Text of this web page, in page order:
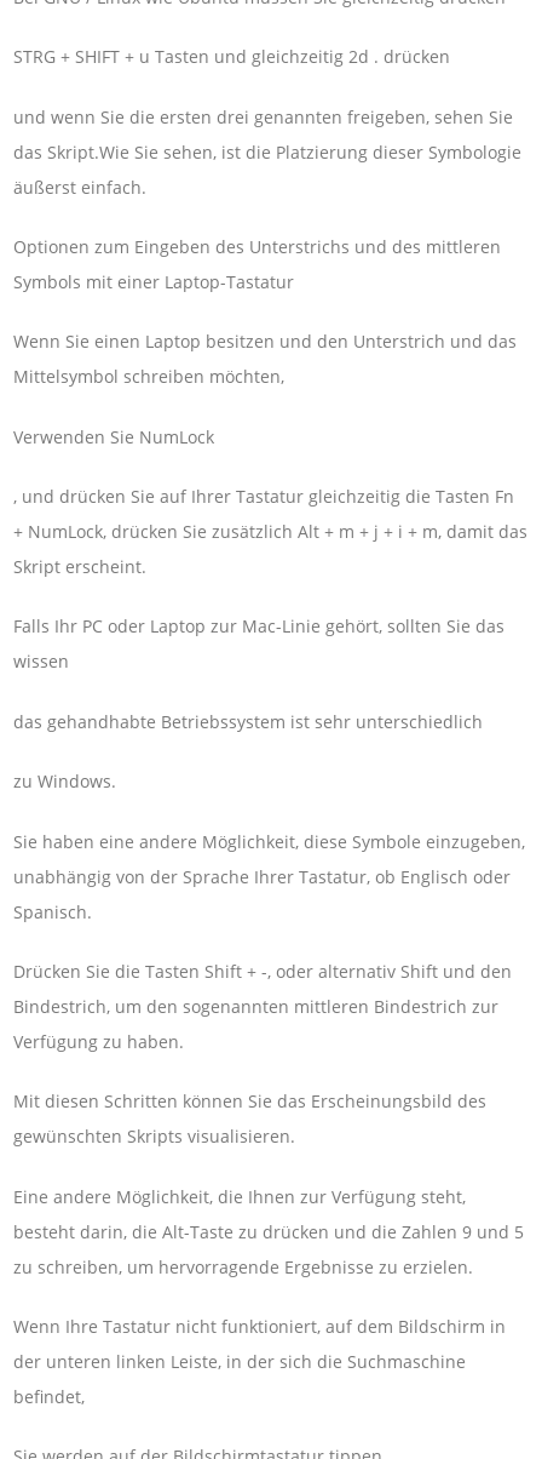
STRG + SHIFT + u Tasten und gleichzeitig 2d . drücken
und wenn Sie die ersten drei genannten freigeben, sehen Sie
das Skript.Wie Sie sehen, ist die Platzierung dieser Symbologie
äußerst einfach.
Optionen zum Eingeben des Unterstrichs und des mittleren
Symbols mit einer Laptop-Tastatur
Wenn Sie einen Laptop besitzen und den Unterstrich und das
Mittelsymbol schreiben möchten,
Verwenden Sie NumLock
, und drücken Sie auf Ihrer Tastatur gleichzeitig die Tasten Fn
+ NumLock, drücken Sie zusätzlich Alt + m + j + i + m, damit das
Skript erscheint.
Falls Ihr PC oder Laptop zur Mac-Linie gehört, sollten Sie das
wissen
das gehandhabte Betriebssystem ist sehr unterschiedlich
zu Windows.
Sie haben eine andere Möglichkeit, diese Symbole einzugeben,
unabhängig von der Sprache Ihrer Tastatur, ob Englisch oder
Spanisch.
Drücken Sie die Tasten Shift + -, oder alternativ Shift und den
Bindestrich, um den sogenannten mittleren Bindestrich zur
Verfügung zu haben.
Mit diesen Schritten können Sie das Erscheinungsbild des
gewünschten Skripts visualisieren.
Eine andere Möglichkeit, die Ihnen zur Verfügung steht,
besteht darin, die Alt-Taste zu drücken und die Zahlen 9 und 5
zu schreiben, um hervorragende Ergebnisse zu erzielen.
Wenn Ihre Tastatur nicht funktioniert, auf dem Bildschirm in
der unteren linken Leiste, in der sich die Suchmaschine
befindet,